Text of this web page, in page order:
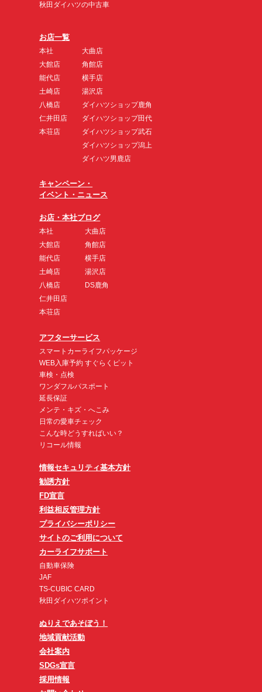
秋田ダイハツの中古車
お店一覧
本社
大館店
能代店
土崎店
八橋店
仁井田店
本荘店
大曲店
角館店
横手店
湯沢店
ダイハツショップ鹿角
ダイハツショップ田代
ダイハツショップ武石
ダイハツショップ潟上
ダイハツ男鹿店
キャンペーン・
イベント・ニュース
お店・本社ブログ
本社
大館店
能代店
土崎店
八橋店
仁井田店
本荘店
大曲店
角館店
横手店
湯沢店
DS鹿角
アフターサービス
スマートカーライフパッケージ
WEB入庫予約 すぐらくピット
車検・点検
ワンダフルパスポート
延長保証
メンテ・キズ・へこみ
日常の愛車チェック
こんな時どうすればいい？
リコール情報
情報セキュリティ基本方針
勧誘方針
FD宣言
利益相反管理方針
プライバシーポリシー
サイトのご利用について
カーライフサポート
自動車保険
JAF
TS-CUBIC CARD
秋田ダイハツポイント
ぬりえであそぼう！
地域貢献活動
会社案内
SDGs宣言
採用情報